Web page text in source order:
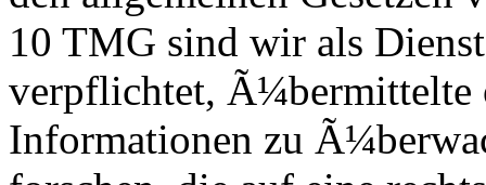
10 TMG sind wir als
verpflichtet, Ã¼bermittelte
Informationen zu